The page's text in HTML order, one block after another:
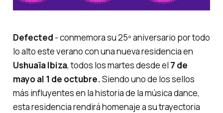
Defected - conmemora su 25º aniversario por todo
lo alto este verano con una nueva residencia en
Ushuaïa Ibiza, todos los martes desde el 7 de
mayo al 1 de octubre.Siendo uno de los sellos
más influyentes en la historia de la músicadance,
esta residencia rendirá homenaje a su trayectoria